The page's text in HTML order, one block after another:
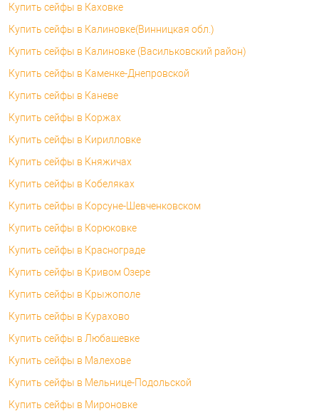
Купить сейфы в Каховке
Купить сейфы в Калиновке(Винницкая обл.)
Купить сейфы в Калиновке (Васильковский район)
Купить сейфы в Каменке-Днепровской
Купить сейфы в Каневе
Купить сейфы в Коржах
Купить сейфы в Кирилловке
Купить сейфы в Княжичах
Купить сейфы в Кобеляках
Купить сейфы в Корсуне-Шевченковском
Купить сейфы в Корюковке
Купить сейфы в Краснограде
Купить сейфы в Кривом Озере
Купить сейфы в Крыжополе
Купить сейфы в Курахово
Купить сейфы в Любашевке
Купить сейфы в Малехове
Купить сейфы в Мельнице-Подольской
Купить сейфы в Мироновке